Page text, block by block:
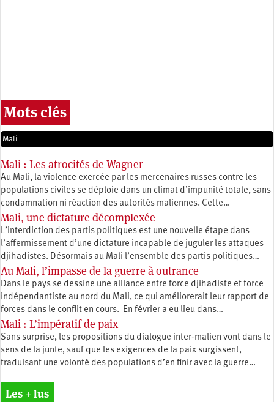
Mots clés
Mali
Mali : Les atrocités de Wagner
Au Mali, la violence exercée par les mercenaires russes contre les
populations civiles se déploie dans un climat d’impunité totale, sans
condamnation ni réaction des autorités maliennes. Cette…
Mali, une dictature décomplexée
L’interdiction des partis politiques est une nouvelle étape dans
l’affermissement d’une dictature incapable de juguler les attaques
djihadistes. Désormais au Mali l’ensemble des partis politiques…
Au Mali, l’impasse de la guerre à outrance
Dans le pays se dessine une alliance entre force djihadiste et force
indépendantiste au nord du Mali, ce qui améliorerait leur rapport de
forces dans le conflit en cours. En février a eu lieu dans…
Mali : L’impératif de paix
Sans surprise, les propositions du dialogue inter-malien vont dans le
sens de la junte, sauf que les exigences de la paix surgissent,
traduisant une volonté des populations d’en finir avec la guerre…
Les + lus